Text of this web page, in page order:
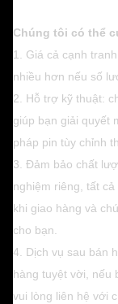
Chúng tôi có thể
1. Giá cả cạnh
nhiều hơn nếu số
2. Hỗ trợ kỹ thuật:
giúp bạn giải quyết
pháp pin tùy chỉnh
3. Đảm bảo chất
nghiệm riêng, tất
khi giao hàng và
cho bạn.
4. Dịch vụ sau bán
hàng tuyệt vời, nếu
vui lòng liên hệ với